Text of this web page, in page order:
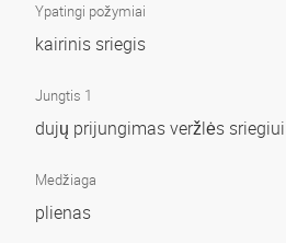
Ypatingi požymiai
kairinis sriegis
Jungtis 1
dujų prijungimas veržlės sriegiui
Medžiaga
plienas